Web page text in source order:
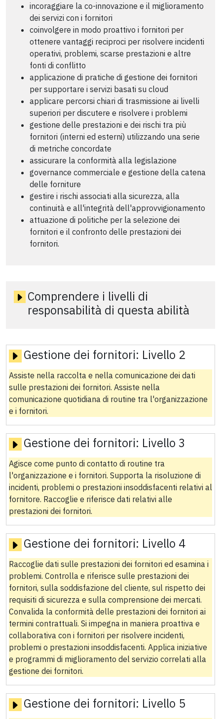
incoraggiare la co-innovazione e il miglioramento
dei servizi con i fornitori
coinvolgere in modo proattivo i fornitori per
ottenere vantaggi reciproci per risolvere incidenti
operativi, problemi, scarse prestazioni e altre
fonti di conflitto
applicazione di pratiche di gestione dei fornitori
per supportare i servizi basati su cloud
applicare percorsi chiari di trasmissione ai livelli
superiori per discutere e risolvere i problemi
gestione delle prestazioni e dei rischi tra più
fornitori (interni ed esterni) utilizzando una serie
di metriche concordate
assicurare la conformità alla legislazione
governance commerciale e gestione della catena
delle forniture
gestire i rischi associati alla sicurezza, alla
continuità e all'integrità dell'approvvigionamento
attuazione di politiche per la selezione dei
fornitori e il confronto delle prestazioni dei
fornitori.
Comprendere i livelli di
responsabilità di questa abilità
Gestione dei fornitori: Livello 2
Assiste nella raccolta e nella comunicazione dei dati
sulle prestazioni dei fornitori. Assiste nella
comunicazione quotidiana di routine tra l'organizzazione
e i fornitori.
Gestione dei fornitori: Livello 3
Agisce come punto di contatto di routine tra
l'organizzazione e i fornitori. Supporta la risoluzione di
incidenti, problemi o prestazioni insoddisfacenti relativi al
fornitore. Raccoglie e riferisce dati relativi alle
prestazioni dei fornitori.
Gestione dei fornitori: Livello 4
Raccoglie dati sulle prestazioni dei fornitori ed esamina i
problemi. Controlla e riferisce sulle prestazioni dei
fornitori, sulla soddisfazione del cliente, sul rispetto dei
requisiti di sicurezza e sulla comprensione dei mercati.
Convalida la conformità delle prestazioni dei fornitori ai
termini contrattuali. Si impegna in maniera proattiva e
collaborativa con i fornitori per risolvere incidenti,
problemi o prestazioni insoddisfacenti. Applica iniziative
e programmi di miglioramento del servizio correlati alla
gestione dei fornitori.
Gestione dei fornitori: Livello 5